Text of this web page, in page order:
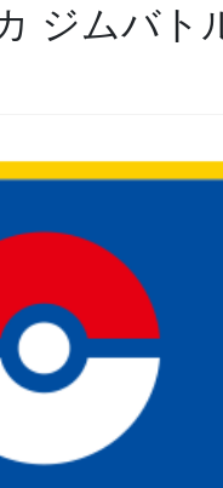
ジムバト